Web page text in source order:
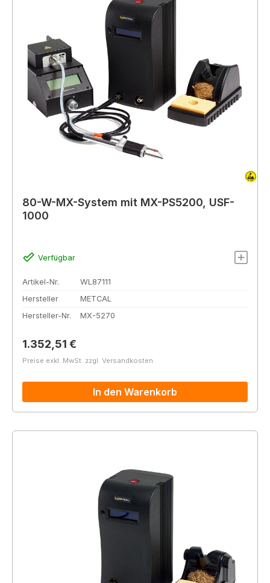
80-W-MX-System mit MX-PS5200, USF-
1000
Verfügbar
Artikel-Nr.
WL87111
Hersteller
METCAL
Hersteller-Nr.
MX-5270
Regulärer Preis:
1.352,51 €
Preise exkl. MwSt. zzgl. Versandkosten
In den Warenkorb